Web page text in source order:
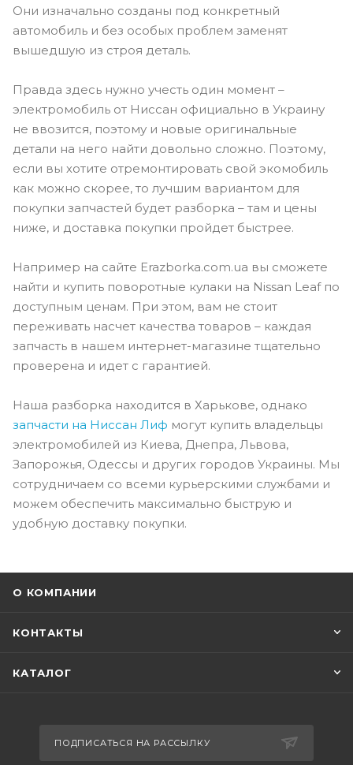
Они изначально созданы под конкретный
автомобиль и без особых проблем заменят
вышедшую из строя деталь.
Правда здесь нужно учесть один момент –
электромобиль от Ниссан официально в Украину
не ввозится, поэтому и новые оригинальные
детали на него найти довольно сложно. Поэтому,
если вы хотите отремонтировать свой экомобиль
как можно скорее, то лучшим вариантом для
покупки запчастей будет разборка – там и цены
ниже, и доставка покупки пройдет быстрее.
Например на сайте Erazborka.com.ua вы сможете
найти и купить поворотные кулаки на Nissan Leaf по
доступным ценам. При этом, вам не стоит
переживать насчет качества товаров – каждая
запчасть в нашем интернет-магазине тщательно
проверена и идет с гарантией.
Наша разборка находится в Харькове, однако
запчасти на Ниссан Лиф могут купить владельцы
электромобилей из Киева, Днепра, Львова,
Запорожья, Одессы и других городов Украины. Мы
сотрудничаем со всеми курьерскими службами и
можем обеспечить максимально быструю и
удобную доставку покупки.
О КОМПАНИИ
КОНТАКТЫ
КАТАЛОГ
ПОДПИСАТЬСЯ НА РАССЫЛКУ